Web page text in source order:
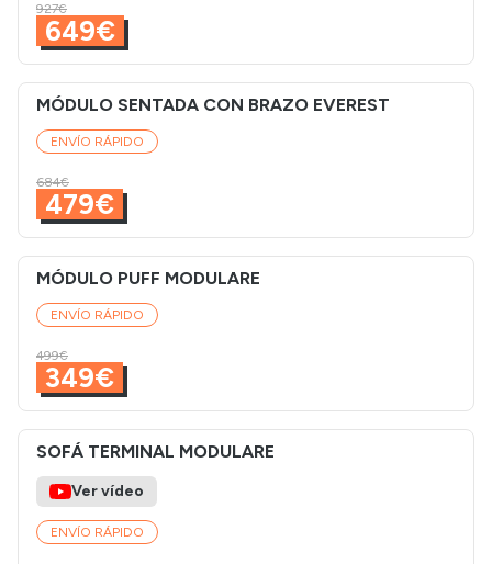
927€
649€
MÓDULO SENTADA CON BRAZO EVEREST
ENVÍO RÁPIDO
684€
479€
MÓDULO PUFF MODULARE
ENVÍO RÁPIDO
499€
349€
SOFÁ TERMINAL MODULARE
Ver vídeo
ENVÍO RÁPIDO